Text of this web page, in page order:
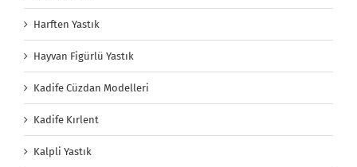
Harften Yastık
Hayvan Figürlü Yastık
Kadife Cüzdan Modelleri
Kadife Kırlent
Kalpli Yastık